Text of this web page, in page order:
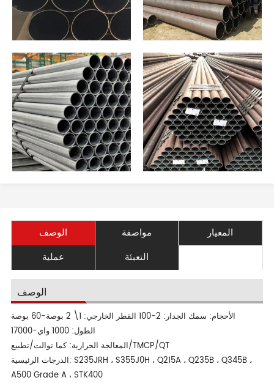
الوصف مواصفة
المعيار
عملية
التعبئة
الوصف
الأحجام: سمك الجدار: 2-100 القطر الخارجي: 1\ 2 بوصة-60 بوصة
الطول: 1000 واي-17000
المعالجة الحرارية: كما توالت/تطبيع/TMCP/QT
الدرجات الرئيسية: S235JRH ، S355J0H ، Q215A ، Q235B ، Q345B ،
A500 Grade A ، STK400